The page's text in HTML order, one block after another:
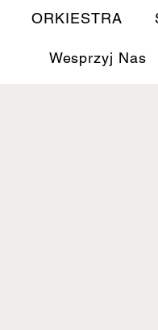
ORKIESTRA
Wesprzyj Nas